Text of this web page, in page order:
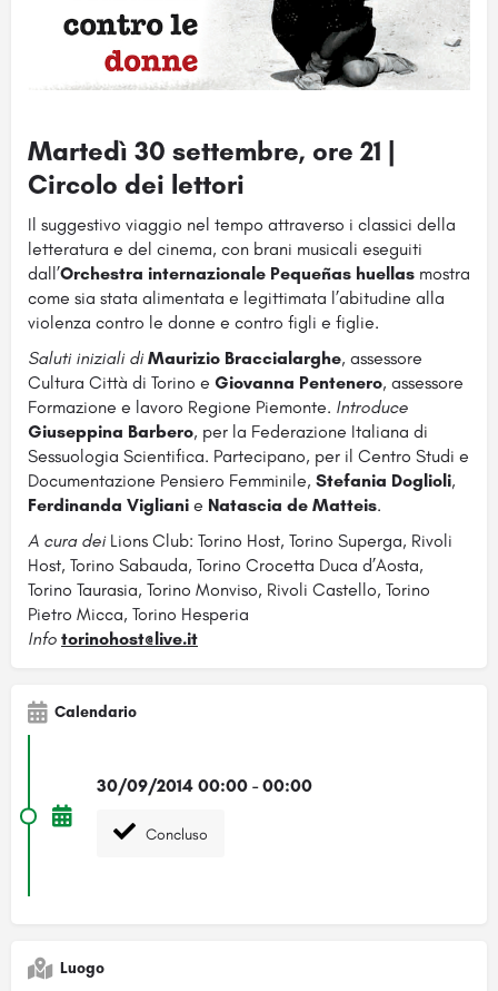
Martedì 30 settembre, ore 21 |
Circolo dei lettori
Il suggestivo viaggio nel tempo attraverso i classici della
letteratura e del cinema, con brani musicali eseguiti
dall’Orchestra internazionale Pequeñas huellas mostra
come sia stata alimentata e legittimata l’abitudine alla
violenza contro le donne e contro figli e figlie.
Saluti iniziali di Maurizio Braccialarghe, assessore
Cultura Città di Torino e Giovanna Pentenero, assessore
Formazione e lavoro Regione Piemonte. Introduce
Giuseppina Barbero, per la Federazione Italiana di
Sessuologia Scientifica. Partecipano, per il Centro Studi e
Documentazione Pensiero Femminile, Stefania Doglioli,
Ferdinanda Vigliani e Natascia de Matteis.
A cura dei Lions Club: Torino Host, Torino Superga, Rivoli
Host, Torino Sabauda, Torino Crocetta Duca d’Aosta,
Torino Taurasia, Torino Monviso, Rivoli Castello, Torino
Pietro Micca, Torino Hesperia
Info torinohost@live.it
Calendario
30/09/2014 00:00 - 00:00
Concluso
Luogo